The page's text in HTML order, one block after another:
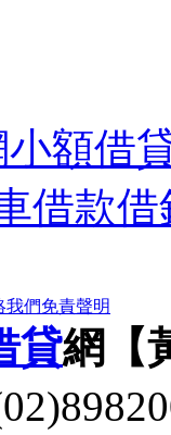
小額借
借款借
我們免責聲明
貸網【